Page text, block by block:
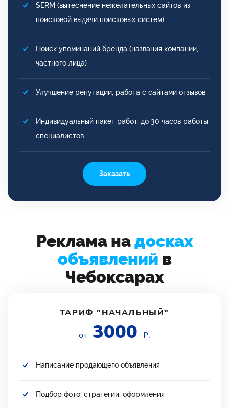
SERM (вытеснение нежелательных сайтов из
поисковой выдачи поисковых систем)
Поиск упоминаний бренда (названия компании,
частного лица)
Улучшение репутации, работа с сайтами отзывов
Индивидуальный пакет работ, до 30 часов работы
специалистов
Заказать
Реклама надосках
объявлений в
Чебоксарах
ТАРИФ "НАЧАЛЬНЫЙ"
от 3000 ₽.
Написание продающего объявления
Подбор фото, стратегии, оформления